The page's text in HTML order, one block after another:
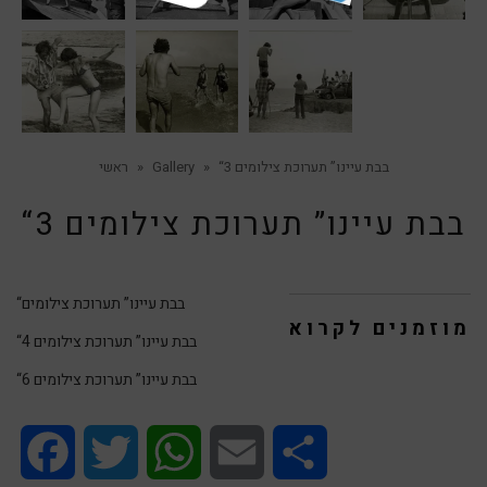
ראשי » Gallery » “בבת עיינו” תערוכת צילומים 3
“בבת עיינו” תערוכת צילומים 3
מוזמנים לקרוא
“בבת עיינו” תערוכת צילומים
“בבת עיינו” תערוכת צילומים 4
“בבת עיינו” תערוכת צילומים 6
Facebook Twitter WhatsApp Email